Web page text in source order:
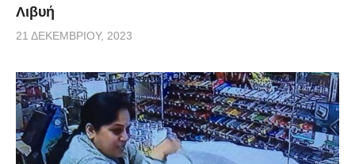
Λιβυή
21 ΔΕΚΕΜΒΡΊΟΥ, 2023